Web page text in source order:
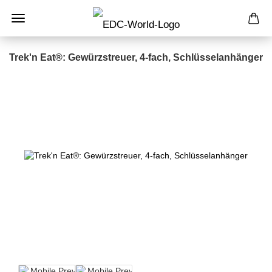
Trek'n Eat®: Gewürzstreuer, 4-fach, Schlüsselanhänger